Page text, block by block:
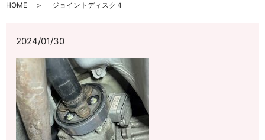
HOME ジョイントディスク４
2024/01/30